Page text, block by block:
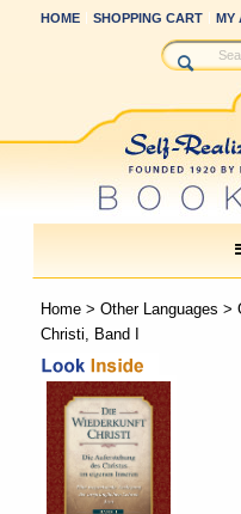
HOME SHOPPING CART MY
Home> Other Languages >
Christi, Band I